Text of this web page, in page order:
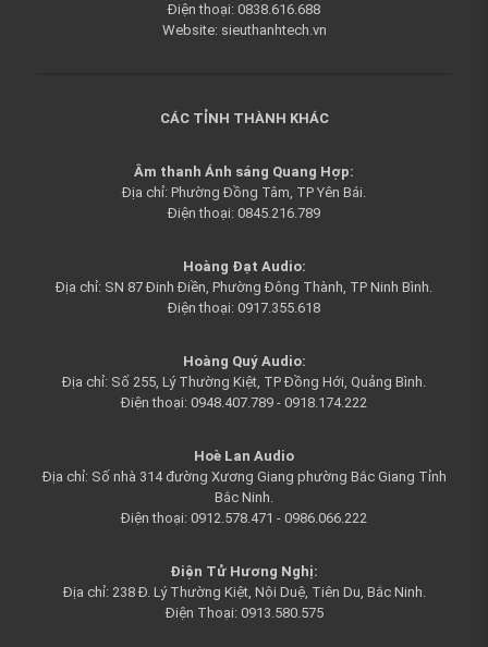
Điện thoại: 0838.616.688
Website: sieuthanhtech.vn
CÁC TỈNH THÀNH KHÁC
Âm thanh Ánh sáng Quang Hợp:
Địa chỉ: Phường Đồng Tâm, TP Yên Bái.
Điện thoại: 0845.216.789
Hoàng Đạt Audio:
Địa chỉ: SN 87 Đinh Điền, Phường Đông Thành, TP Ninh Bình.
Điện thoại: 0917.355.618
Hoàng Quý Audio:
Địa chỉ: Số 255, Lý Thường Kiệt, TP Đồng Hới, Quảng Bình.
Điện thoại: 0948.407.789 - 0918.174.222
Hoè Lan Audio
Địa chỉ: Số nhà 314 đường Xương Giang phường Bắc Giang Tỉnh
Bắc Ninh.
Điện thoại: 0912.578.471 - 0986.066.222
Điện Tử Hương Nghị:
Địa chỉ: 238 Đ. Lý Thường Kiệt, Nội Duệ, Tiên Du, Bắc Ninh.
Điện Thoại: 0913.580.575